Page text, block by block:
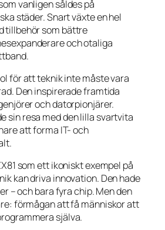
vanligen såldes på
städer. Snart växte en hel
tillbehör som bättre
och otaliga
för att teknik inte måste vara
Den inspirerade framtida
och datorpionjärer.
sin resa med den lilla svartvita
att forma IT- och
som ett ikoniskt exempel på
kan driva innovation. Den hade
– och bara fyra chip. Men den
förmågan att få människor att
själva.